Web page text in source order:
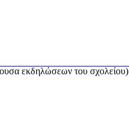
εκδηλώσεων του σχολείου)